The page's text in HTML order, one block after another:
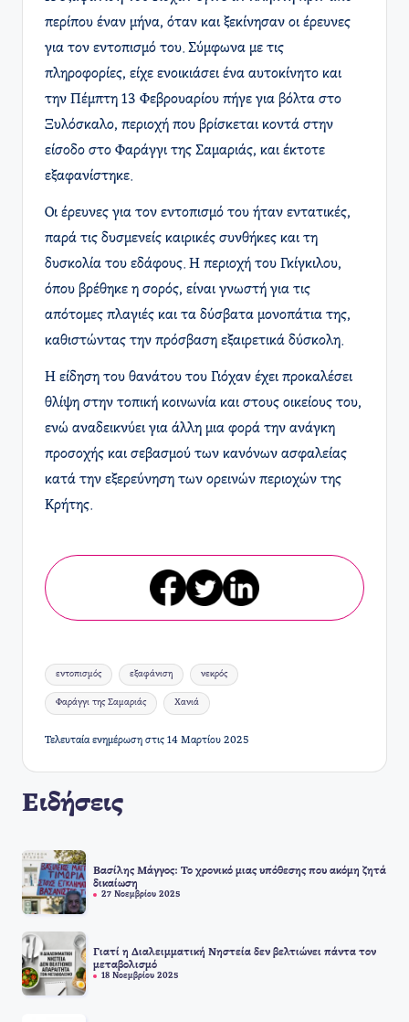
περίπου έναν μήνα, όταν και ξεκίνησαν οι έρευνες
για τον εντοπισμό του. Σύμφωνα με τις
πληροφορίες, είχε ενοικιάσει ένα αυτοκίνητο και
την Πέμπτη 13 Φεβρουαρίου πήγε για βόλτα στο
Ξυλόσκαλο, περιοχή που βρίσκεται κοντά στην
είσοδο στο Φαράγγι της Σαμαριάς, και έκτοτε
εξαφανίστηκε. ​
Οι έρευνες για τον εντοπισμό του ήταν εντατικές,
παρά τις δυσμενείς καιρικές συνθήκες και τη
δυσκολία του εδάφους. Η περιοχή του Γκίγκιλου,
όπου βρέθηκε η σορός, είναι γνωστή για τις
απότομες πλαγιές και τα δύσβατα μονοπάτια της,
καθιστώντας την πρόσβαση εξαιρετικά δύσκολη.​
Η είδηση του θανάτου του Γιόχαν έχει προκαλέσει
θλίψη στην τοπική κοινωνία και στους οικείους του,
ενώ αναδεικνύει για άλλη μια φορά την ανάγκη
προσοχής και σεβασμού των κανόνων ασφαλείας
κατά την εξερεύνηση των ορεινών περιοχών της
Κρήτης.
Ετικέτες:
εντοπισμός εξαφάνιση νεκρός
Φαράγγι της Σαμαριάς Χανιά
Τελευταία ενημέρωση στις 14 Μαρτίου 2025
Ειδήσεις
Βασίλης Μάγγος: Το χρονικό μιας υπόθεσης που ακόμη ζητά
δικαίωση
27 Νοεμβρίου 2025
Γιατί η Διαλειμματική Νηστεία δεν βελτιώνει πάντα τον
μεταβολισμό
18 Νοεμβρίου 2025